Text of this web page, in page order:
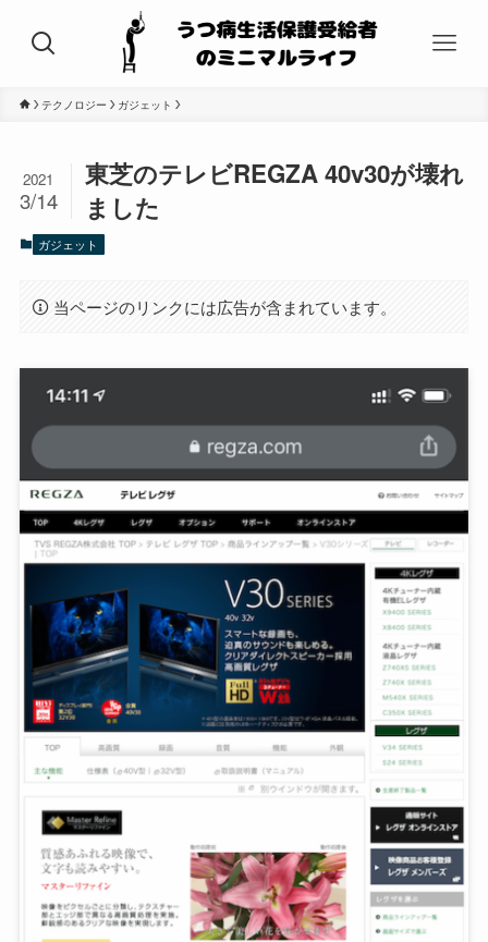
テクノロジー ガジェット
東芝のテレビREGZA 40v30が壊れ
ました
2021
3/14
ガジェット
当ページのリンクには広告が含まれています。